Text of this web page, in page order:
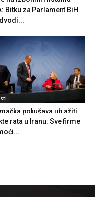
Bitku za Parlament BiH
pokušava ublažiti
rata u Iranu: Sve firme